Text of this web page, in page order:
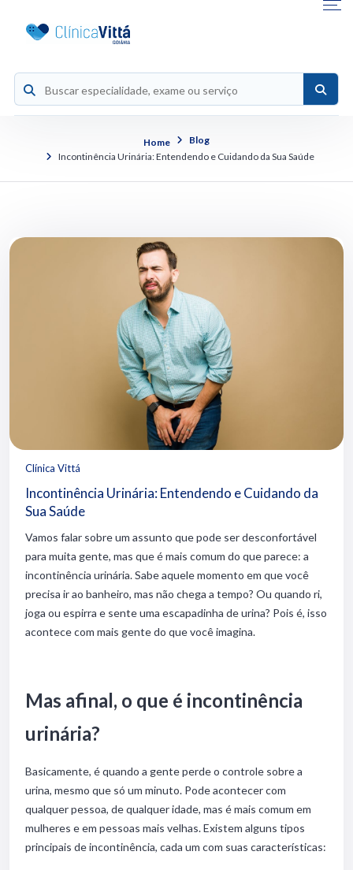
Home
Blog
Incontinência Urinária: Entendendo e Cuidando da Sua Saúde
Clínica Vittá
Incontinência Urinária: Entendendo e Cuidando da
Sua Saúde
Vamos falar sobre um assunto que pode ser desconfortável
para muita gente, mas que é mais comum do que parece: a
incontinência urinária. Sabe aquele momento em que você
precisa ir ao banheiro, mas não chega a tempo? Ou quando ri,
joga ou espirra e sente uma escapadinha de urina? Pois é, isso
acontece com mais gente do que você imagina.
Mas afinal, o que é incontinência
urinária?
Basicamente, é quando a gente perde o controle sobre a
urina, mesmo que só um minuto. Pode acontecer com
qualquer pessoa, de qualquer idade, mas é mais comum em
mulheres e em pessoas mais velhas. Existem alguns tipos
principais de incontinência, cada um com suas características: